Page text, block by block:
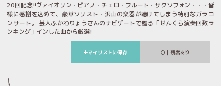
20回記念!!ヴァイオリン・ピアノ・チェロ・フルート・サクソフォン・・・皆
様に感謝を込めて、豪華ソリスト・沢山の楽器が聴けてしまう特別なガラコ
ンサート。 芸人ふかわりょうさんのナビゲートで贈る「せんくら演奏回数ラ
ンキング」インした曲から厳選!
マイリストに保存 ｜残席あり